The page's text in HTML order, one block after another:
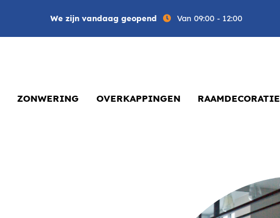
We zijn vandaag geopend Van 09:00 - 12:00
ZONWERING OVERKAPPINGEN RAAMDECORATIE